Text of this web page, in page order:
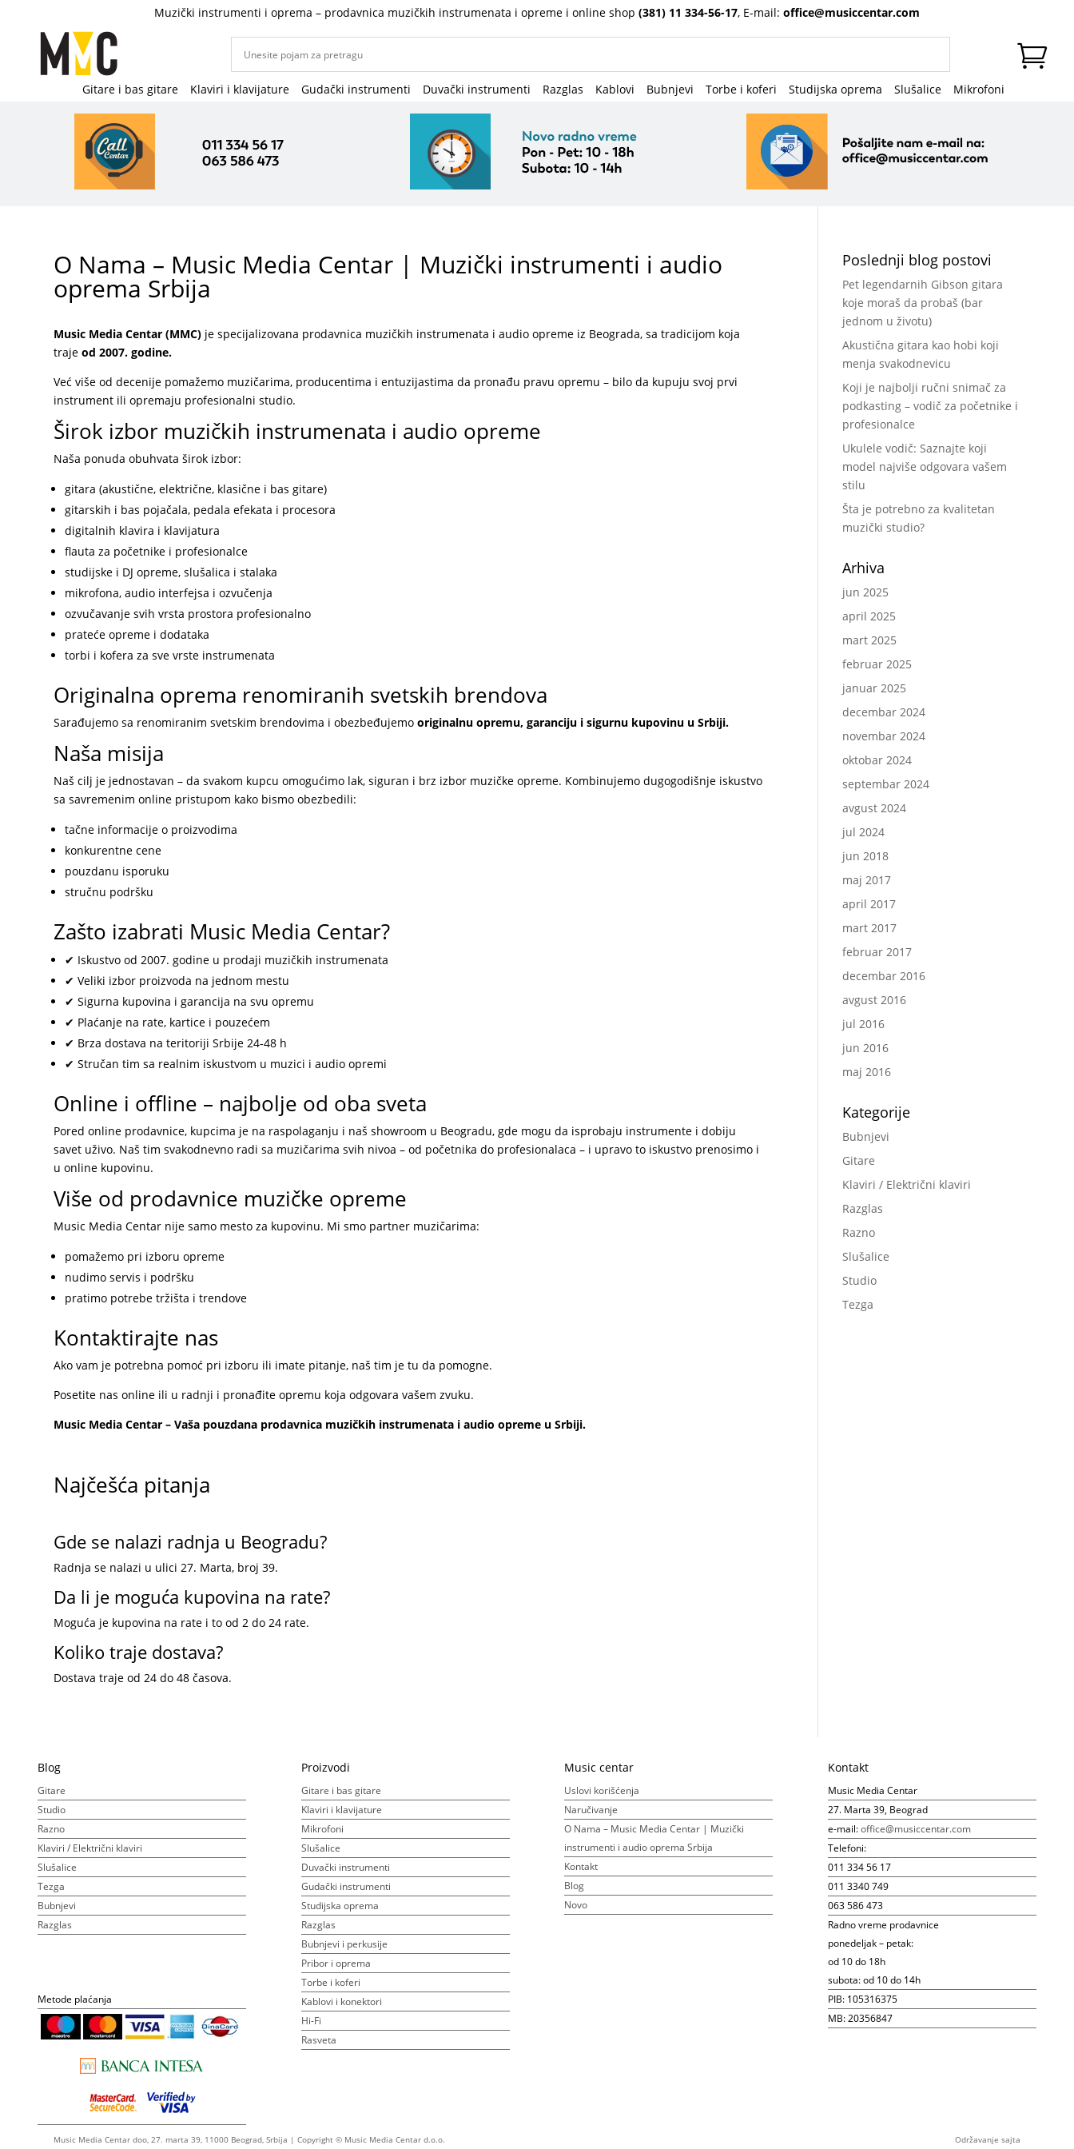
Muzički instrumenti i oprema – prodavnica muzičkih instrumenata i opreme i online shop (381) 11 334-56-17, E-mail: office@musiccentar.com
Gitare i bas gitare Klaviri i klavijature Gudački instrumenti Duvački instrumenti Razglas Kablovi Bubnjevi Torbe i koferi Studijska oprema Slušalice Mikrofoni
O Nama – Music Media Centar | Muzički instrumenti i audio
oprema Srbija
Music Media Centar (MMC) je specijalizovana prodavnica muzičkih instrumenata i audio opreme iz Beograda, sa tradicijom koja
trajeod 2007. godine.
Već više od decenije pomažemo muzičarima, producentima i entuzijastima da pronađu pravu opremu – bilo da kupuju svoj prvi
instrument ili opremaju profesionalni studio.
Širok izbor muzičkih instrumenata i audio opreme
Naša ponuda obuhvata širok izbor:
gitara (akustične, električne, klasične i bas gitare)
gitarskih i bas pojačala, pedala efekata i procesora
digitalnih klavira i klavijatura
flauta za početnike i profesionalce
studijske i DJ opreme, slušalica i stalaka
mikrofona, audio interfejsa i ozvučenja
ozvučavanje svih vrsta prostora profesionalno
prateće opreme i dodataka
torbi i kofera za sve vrste instrumenata
Originalna oprema renomiranih svetskih brendova
Sarađujemo sa renomiranim svetskim brendovima i obezbeđujemooriginalnu opremu, garanciju i sigurnu kupovinu u Srbiji.
Naša misija
Naš cilj je jednostavan – da svakom kupcu omogućimo lak, siguran i brz izbor muzičke opreme. Kombinujemo dugogodišnje iskustvo
sa savremenim online pristupom kako bismo obezbedili:
tačne informacije o proizvodima
konkurentne cene
pouzdanu isporuku
stručnu podršku
Zašto izabrati Music Media Centar?
✔ Iskustvo od 2007. godine u prodaji muzičkih instrumenata
✔ Veliki izbor proizvoda na jednom mestu
✔ Sigurna kupovina i garancija na svu opremu
✔ Plaćanje na rate, kartice i pouzećem
✔ Brza dostava na teritoriji Srbije 24-48 h
✔ Stručan tim sa realnim iskustvom u muzici i audio opremi
Online i offline – najbolje od oba sveta
Pored online prodavnice, kupcima je na raspolaganju i naš showroom u Beogradu, gde mogu da isprobaju instrumente i dobiju
savet uživo. Naš tim svakodnevno radi sa muzičarima svih nivoa – od početnika do profesionalaca – i upravo to iskustvo prenosimo i
u online kupovinu.
Više od prodavnice muzičke opreme
Music Media Centar nije samo mesto za kupovinu. Mi smo partner muzičarima:
pomažemo pri izboru opreme
nudimo servis i podršku
pratimo potrebe tržišta i trendove
Kontaktirajte nas
Ako vam je potrebna pomoć pri izboru ili imate pitanje, naš tim je tu da pomogne.
Posetite nas online ili u radnji i pronađite opremu koja odgovara vašem zvuku.
Music Media Centar – Vaša pouzdana prodavnica muzičkih instrumenata i audio opreme u Srbiji.
Najčešća pitanja
Gde se nalazi radnja u Beogradu?
Radnja se nalazi u ulici 27. Marta, broj 39.
Da li je moguća kupovina na rate?
Moguća je kupovina na rate i to od 2 do 24 rate.
Koliko traje dostava?
Dostava traje od 24 do 48 časova.
Poslednji blog postovi
Pet legendarnih Gibson gitara
koje moraš da probaš (bar
jednom u životu)
Akustična gitara kao hobi koji
menja svakodnevicu
Koji je najbolji ručni snimač za
podkasting – vodič za početnike i
profesionalce
Ukulele vodič: Saznajte koji
model najviše odgovara vašem
stilu
Šta je potrebno za kvalitetan
muzički studio?
Arhiva
jun 2025
april 2025
mart 2025
februar 2025
januar 2025
decembar 2024
novembar 2024
oktobar 2024
septembar 2024
avgust 2024
jul 2024
jun 2018
maj 2017
april 2017
mart 2017
februar 2017
decembar 2016
avgust 2016
jul 2016
jun 2016
maj 2016
Kategorije
Bubnjevi
Gitare
Klaviri / Električni klaviri
Razglas
Razno
Slušalice
Studio
Tezga
Blog
Gitare
Studio
Razno
Klaviri / Električni klaviri
Slušalice
Tezga
Bubnjevi
Razglas
Metode plaćanja
Proizvodi
Gitare i bas gitare
Klaviri i klavijature
Mikrofoni
Slušalice
Duvački instrumenti
Gudački instrumenti
Studijska oprema
Razglas
Bubnjevi i perkusije
Pribor i oprema
Torbe i koferi
Kablovi i konektori
Hi-Fi
Rasveta
Music centar
Uslovi korišćenja
Naručivanje
O Nama – Music Media Centar | Muzički
instrumenti i audio oprema Srbija
Kontakt
Blog
Novo
Kontakt
Music Media Centar
27. Marta 39, Beograd
e-mail:office@musiccentar.com
Telefoni:
011 334 56 17
011 3340 749
063 586 473
Radno vreme prodavnice
ponedeljak – petak:
od 10 do 18h
subota: od 10 do 14h
PIB: 105316375
MB: 20356847
Music Media Centar doo, 27. marta 39, 11000 Beograd, Srbija | Copyright © Music Media Centar d.o.o. Održavanje sajta